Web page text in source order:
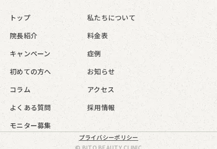
トップ
私たちについて
院長紹介
料金表
キャンペーン
症例
初めての方へ
お知らせ
コラム
アクセス
よくある質問
採用情報
モニター募集
プライバシーポリシー